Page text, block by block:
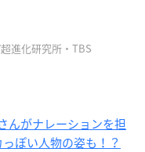
進化研究所・TBS
んがナレーションを担
ぽい人物の姿も！？